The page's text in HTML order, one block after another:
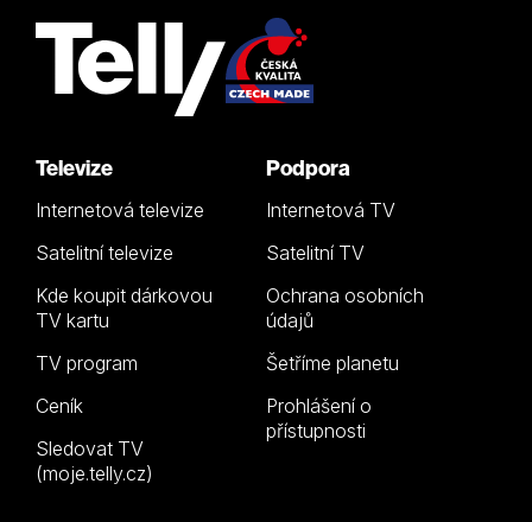
Televize
Internetová televize
Satelitní televize
Kde koupit dárkovou
TV kartu
TV program
Ceník
Sledovat TV
(moje.telly.cz)
Podpora
Internetová TV
Satelitní TV
Ochrana osobních
údajů
Šetříme planetu
Prohlášení o
přístupnosti